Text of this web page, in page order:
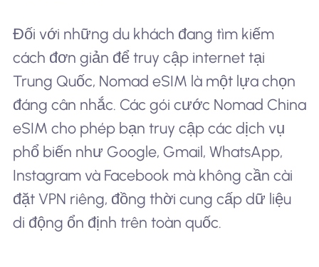
Đối với những du khách đang tìm kiếm
cách đơn giản để truy cập internet tại
Trung Quốc, Nomad eSIM là một lựa chọn
đáng cân nhắc. Các gói cước Nomad China
eSIM cho phép bạn truy cập các dịch vụ
phổ biến như Google, Gmail, WhatsApp,
Instagram và Facebook mà không cần cài
đặt VPN riêng, đồng thời cung cấp dữ liệu
di động ổn định trên toàn quốc.